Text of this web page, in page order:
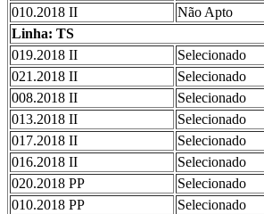
010.2018 II
Não Apto
Linha: TS
019.2018 II
Selecionado
021.2018 II
Selecionado
008.2018 II
Selecionado
013.2018 II
Selecionado
017.2018 II
Selecionado
016.2018 II
Selecionado
020.2018 PP
Selecionado
010.2018 PP
Selecionado